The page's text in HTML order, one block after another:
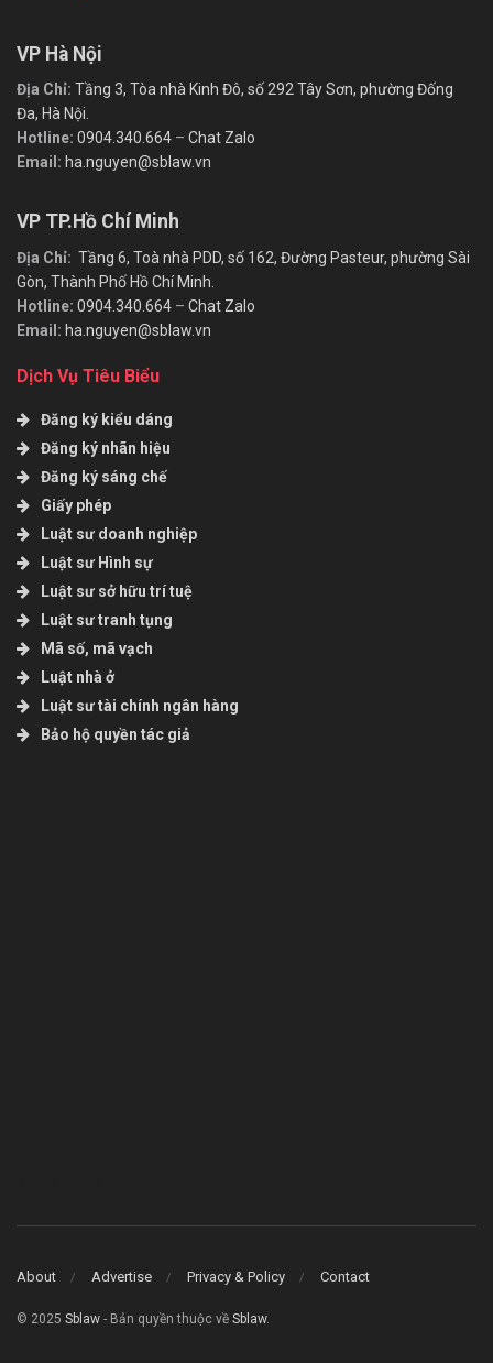
VP Hà Nội
Địa Chỉ: Tầng 3, Tòa nhà Kinh Đô, số 292 Tây Sơn, phường Đống
Đa, Hà Nội.
Hotline: 0904.340.664 – Chat Zalo
Email: ha.nguyen@sblaw.vn
VP TP.Hồ Chí Minh
Địa Chỉ: Tầng 6, Toà nhà PDD, số 162, Đường Pasteur, phường Sài
Gòn, Thành Phố Hồ Chí Minh.
Hotline: 0904.340.664 – Chat Zalo
Email: ha.nguyen@sblaw.vn
Dịch Vụ Tiêu Biểu
Đăng ký kiểu dáng
Đăng ký nhãn hiệu
Đăng ký sáng chế
Giấy phép
Luật sư doanh nghiệp
Luật sư Hình sự
Luật sư sở hữu trí tuệ
Luật sư tranh tụng
Mã số, mã vạch
Luật nhà ở
Luật sư tài chính ngân hàng
Bảo hộ quyền tác giả
About Advertise Privacy & Policy Contact
© 2025 Sblaw - Bản quyền thuộc về Sblaw.